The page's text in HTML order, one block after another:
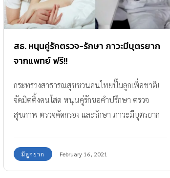
สธ. หนุนคู่รักตรวจ-รักษา ภาวะมีบุตรยาก
จากแพทย์ ฟรี!!
กระทรวงสาธารณสุขชวนคนไทยปั๊มลูกเพื่อชาติ!
จัดมิตติ้งคนโสด หนุนคู่รักขอคำปรึกษา ตรวจ
สุขภาพ ตรวจคัดกรอง และรักษา ภาวะมีบุตรยาก
มีลูกยาก February 16, 2021